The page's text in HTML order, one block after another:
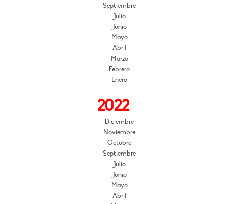
Septiembre
Julio
Junio
Mayo
Abril
Marzo
Febrero
Enero
2022
Diciembre
Noviembre
Octubre
Septiembre
Julio
Junio
Mayo
Abril